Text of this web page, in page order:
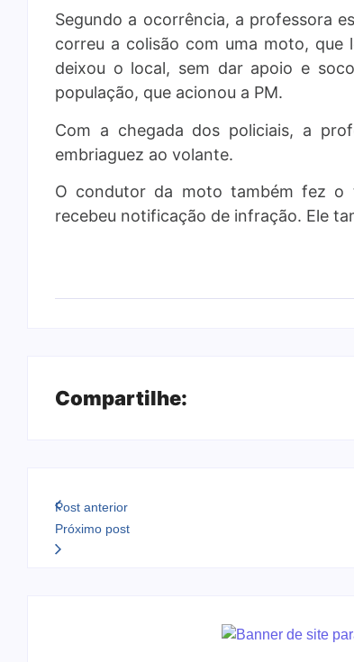
Segundo a ocorrência, a professora
correu a colisão com uma moto, que
deixou o local, sem dar apoio e
população, que acionou a PM.
Com a chegada dos policiais, a
embriaguez ao volante.
O condutor da moto também fez o
recebeu notificação de infração. Ele
Compartilhe:
Post anterior
Próximo post